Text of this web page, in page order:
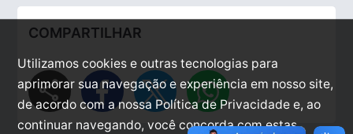
COMPARTILHAR
share
Utilizamos cookies e outras tecnologias para
aprimorar sua navegação e experiência em nosso site,
de acordo com a nossa Política de Privacidade e, ao
continuar navegando, você concorda com estas